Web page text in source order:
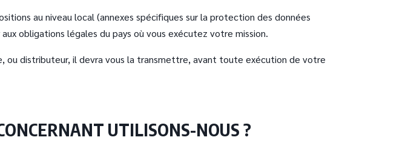
au niveau local (annexes spécifiques sur la protection des données
obligations légales du pays où vous exécutez votre mission.
ou distributeur, il devra vous la transmettre, avant toute exécution de votre
UTILISONS-NOUS ?